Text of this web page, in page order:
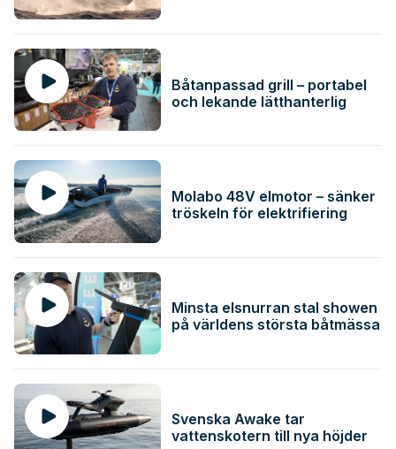
Båtanpassad grill – portabel
och lekande lätthanterlig
Molabo 48V elmotor – sänker
tröskeln för elektrifiering
Minsta elsnurran stal showen
på världens största båtmässa
Svenska Awake tar
vattenskotern till nya höjder